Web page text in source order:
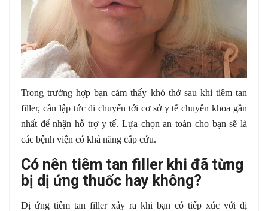
Trong trường hợp bạn cảm thấy khó thở sau khi tiêm tan
filler, cần lập tức di chuyển tới cơ sở y tế chuyên khoa gần
nhất để nhận hỗ trợ y tế. Lựa chọn an toàn cho bạn sẽ là
các bệnh viện có khả năng cấp cứu.
Có nên tiêm tan filler khi đã từng
bị dị ứng thuốc hay không?
Dị ứng tiêm tan filler xảy ra khi bạn có tiếp xúc với dị